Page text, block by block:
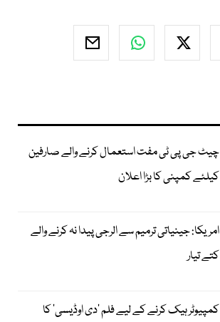
چیٹ جی پی ٹی مفت استعمال کرنے والے صارفین
کیلئے کمپنی کا بڑا اعلان
امریکا: جینیاتی ترمیم سے الرجی پیدا نہ کرنے والے
کتے تیار
کمپیوٹر ہیک کرنے کے لیے فلم ’دی اوڈیسی‘ کا